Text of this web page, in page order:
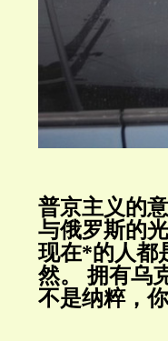
普京主义的
与俄罗斯的
现在*的人都
然。
拥有乌
不是纳粹，